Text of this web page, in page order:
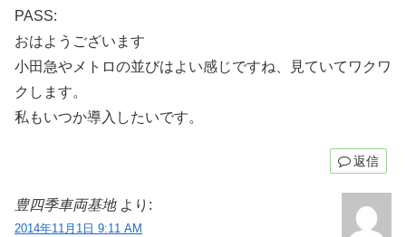
PASS:
おはようございます
小田急やメトロの並びはよい感じですね、見ていてワクワ
クします。
私もいつか導入したいです。
返信
豊四季車両基地 より:
2014年11月1日 9:11 AM